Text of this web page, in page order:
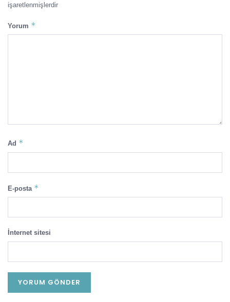
işaretlenmişlerdir
Yorum *
Ad *
E-posta *
İnternet sitesi